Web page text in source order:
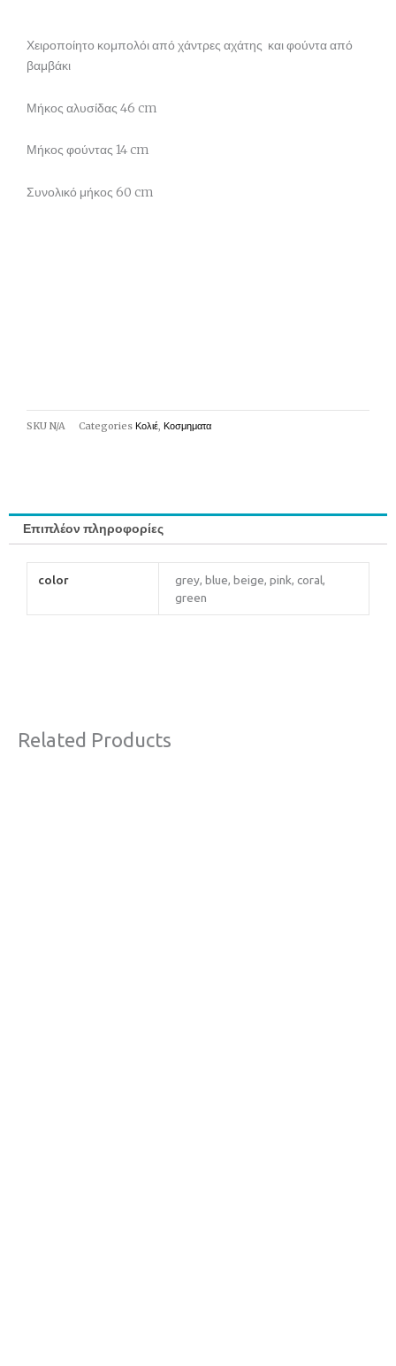
Χειροποίητο κομπολόι από χάντρες αχάτης και φούντα από
βαμβάκι
Μήκος αλυσίδας 46 cm
Μήκος φούντας 14 cm
Συνολικό μήκος 60 cm
SKU N/A Categories Κολιέ, Κοσμηματα
Επιπλέον πληροφορίες
color
grey, blue, beige, pink, coral,
green
Related Products